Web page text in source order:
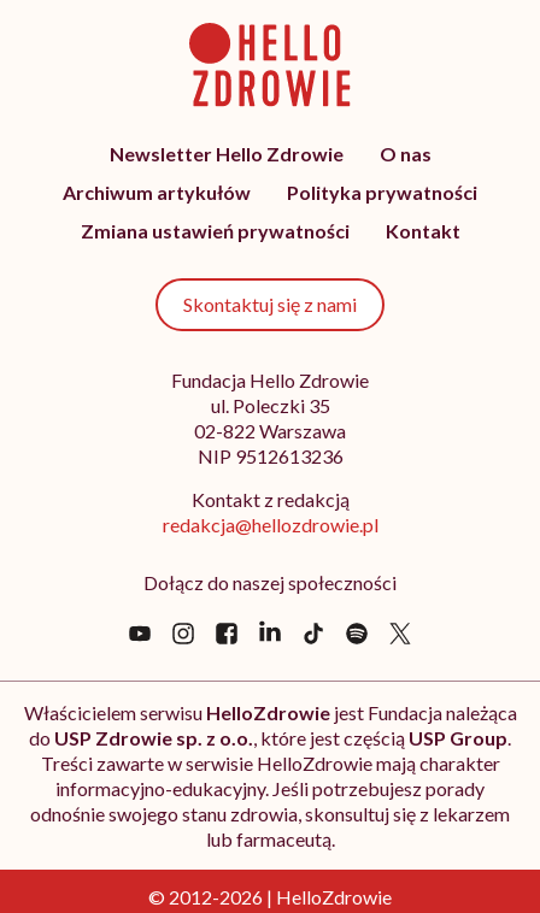
Newsletter Hello Zdrowie
O nas
Archiwum artykułów
Polityka prywatności
Zmiana ustawień prywatności
Kontakt
Skontaktuj się z nami
Fundacja Hello Zdrowie
ul. Poleczki 35
02-822 Warszawa
NIP 9512613236
Kontakt z redakcją
redakcja@hellozdrowie.pl
Dołącz do naszej społeczności
Właścicielem serwisu HelloZdrowiejest Fundacja należąca
do USP Zdrowie sp. z o.o., które jest częścią USP Group.
Treści zawarte w serwisie HelloZdrowie mają charakter
informacyjno-edukacyjny. Jeśli potrzebujesz porady
odnośnie swojego stanu zdrowia, skonsultuj się z lekarzem
lub farmaceutą.
© 2012-2026 | HelloZdrowie